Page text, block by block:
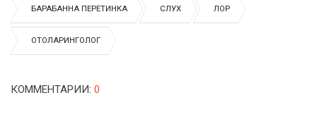
БАРАБАННА ПЕРЕТИНКА СЛУХ ЛОР
ОТОЛАРИНГОЛОГ
КОММЕНТАРИИ: 0